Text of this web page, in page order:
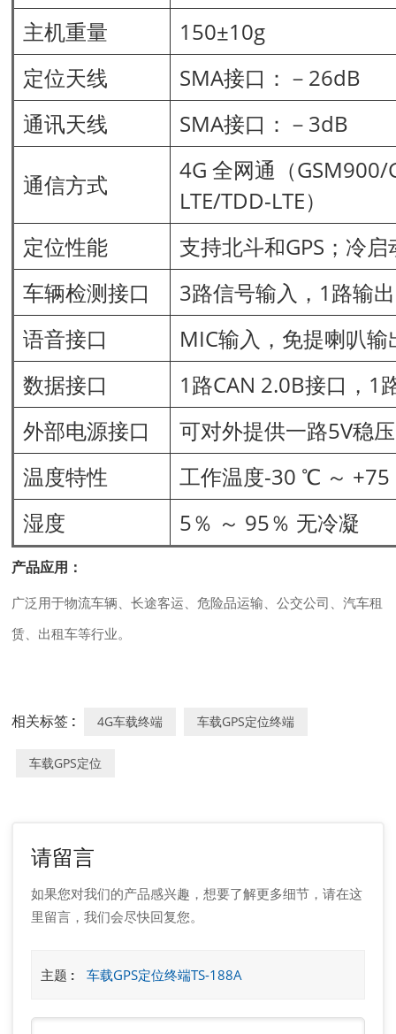
主机重量
150±10g
定位天线
SMA接口：－26dB
通讯天线
SMA接口：－3dB
通信方式
4G 全网通（
LTE/TDD-LTE）
定位性能
支持北斗和GPS；冷
车辆检测接口
3路信号输入，1路输出
语音接口
MIC输入，免提喇叭输
数据接口
1路CAN 2.0B接口，1
外部电源接口
可对外提供一路5V稳
温度特性
工作温度-30 ℃ ～
湿度
5％ ～ 95％ 无冷凝
产品应用：
广泛用于物流车辆、长途客运、危险品运输、公交公司、汽车租
赁、出租车等行业。
相关标签 : 4G车载终端 车载GPS定位终端
车载GPS定位
请留言
如果您对我们的产品感兴趣，想要了解更多细节，请在这
里留言，我们会尽快回复您。
主题 : 车载GPS定位终端TS-188A